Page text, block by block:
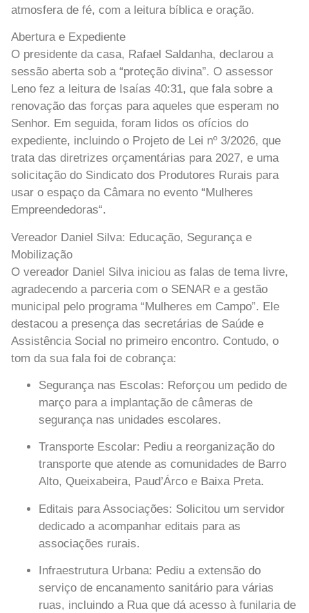
atmosfera de fé, com a leitura bíblica e oração.
Abertura e Expediente
O presidente da casa, Rafael Saldanha, declarou a
sessão aberta sob a “proteção divina”. O assessor
Leno fez a leitura de Isaías 40:31, que fala sobre a
renovação das forças para aqueles que esperam no
Senhor. Em seguida, foram lidos os ofícios do
expediente, incluindo o Projeto de Lei nº 3/2026, que
trata das diretrizes orçamentárias para 2027, e uma
solicitação do Sindicato dos Produtores Rurais para
usar o espaço da Câmara no evento “Mulheres
Empreendedoras“.
Vereador Daniel Silva: Educação, Segurança e
Mobilização
O vereador Daniel Silva iniciou as falas de tema livre,
agradecendo a parceria com o SENAR e a gestão
municipal pelo programa “Mulheres em Campo”. Ele
destacou a presença das secretárias de Saúde e
Assistência Social no primeiro encontro. Contudo, o
tom da sua fala foi de cobrança:
Segurança nas Escolas: Reforçou um pedido de
março para a implantação de câmeras de
segurança nas unidades escolares.
Transporte Escolar: Pediu a reorganização do
transporte que atende as comunidades de Barro
Alto, Queixabeira, Paud’Árco e Baixa Preta.
Editais para Associações: Solicitou um servidor
dedicado a acompanhar editais para as
associações rurais.
Infraestrutura Urbana: Pediu a extensão do
serviço de encanamento sanitário para várias
ruas, incluindo a Rua que dá acesso à funilaria de